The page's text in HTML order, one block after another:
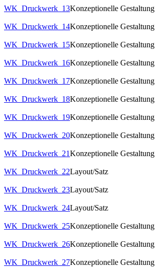
WK_Druckwerk_13Konzeptionelle Gestaltung
WK_Druckwerk_14Konzeptionelle Gestaltung
WK_Druckwerk_15Konzeptionelle Gestaltung
WK_Druckwerk_16Konzeptionelle Gestaltung
WK_Druckwerk_17Konzeptionelle Gestaltung
WK_Druckwerk_18Konzeptionelle Gestaltung
WK_Druckwerk_19Konzeptionelle Gestaltung
WK_Druckwerk_20Konzeptionelle Gestaltung
WK_Druckwerk_21Konzeptionelle Gestaltung
WK_Druckwerk_22Layout/Satz
WK_Druckwerk_23Layout/Satz
WK_Druckwerk_24Layout/Satz
WK_Druckwerk_25Konzeptionelle Gestaltung
WK_Druckwerk_26Konzeptionelle Gestaltung
WK_Druckwerk_27Konzeptionelle Gestaltung